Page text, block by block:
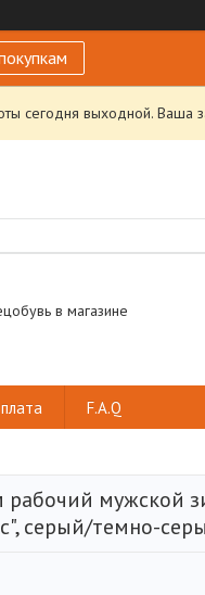
сегодня выходной.
в магазине
F.A.Q
рабочий мужской
серый/темно-